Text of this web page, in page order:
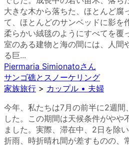
大きな木から落ちた、ほとんど腐
て、ほとんどのサンベッドに影を
柔らかい絨毯のようにすべてを覆
室のある建物と海の間には、人間
る巨...
Piermaria Simionatoさん
サンゴ礁とスノーケリング
家族旅行 > カップル • 夫婦
今年、私たちは7月の前半に2週間
した。この期間は天候条件がやや
ました。実際、滞在中、2日を除
折雨、時折晴れ間が差すものの、